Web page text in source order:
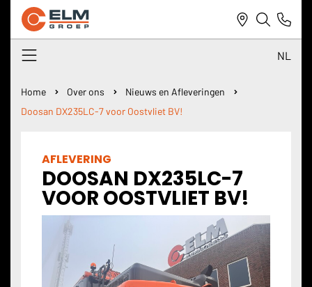
NL
Home Over ons
Nieuws en Afleveringen
Doosan DX235LC-7 voor Oostvliet BV!
AFLEVERING
DOOSAN DX235LC-7
VOOR OOSTVLIET BV!